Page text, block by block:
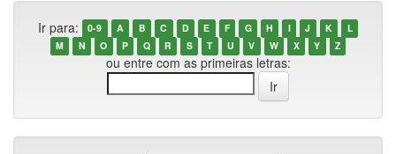
Ir para: 0-9 A B C D E F G H I J K
L
M
N O P Q R S T U V W X Y Z
ou entre com as primeiras letras: